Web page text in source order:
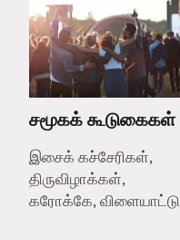
சமூகக் கூடுகைகள்
இசைக் கச்சேரிகள்,
திருவிழாக்கள்,
கரோக்கே, விளையாட்டு